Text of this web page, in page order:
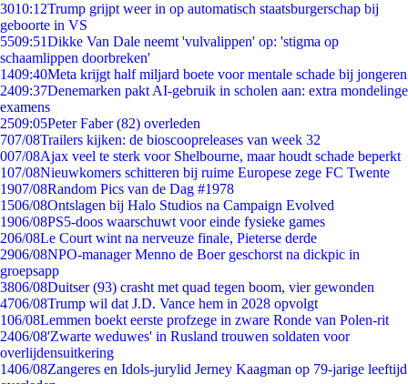
3010:12Trump grijpt weer in op automatisch staatsburgerschap bij
geboorte in VS
5509:51Dikke Van Dale neemt 'vulvalippen' op: 'stigma op
schaamlippen doorbreken'
1409:40Meta krijgt half miljard boete voor mentale schade bij jongeren
2409:37Denemarken pakt AI-gebruik in scholen aan: extra mondelinge
examens
2509:05Peter Faber (82) overleden
707/08Trailers kijken: de bioscoopreleases van week 32
007/08Ajax veel te sterk voor Shelbourne, maar houdt schade beperkt
107/08Nieuwkomers schitteren bij ruime Europese zege FC Twente
1907/08Random Pics van de Dag #1978
1506/08Ontslagen bij Halo Studios na Campaign Evolved
1906/08PS5-doos waarschuwt voor einde fysieke games
206/08Le Court wint na nerveuze finale, Pieterse derde
2906/08NPO-manager Menno de Boer geschorst na dickpic in
groepsapp
3806/08Duitser (93) crasht met quad tegen boom, vier gewonden
4706/08Trump wil dat J.D. Vance hem in 2028 opvolgt
106/08Lemmen boekt eerste profzege in zware Ronde van Polen-rit
2406/08'Zwarte weduwes' in Rusland trouwen soldaten voor
overlijdensuitkering
1406/08Zangeres en Idols-jurylid Jerney Kaagman op 79-jarige leeftijd